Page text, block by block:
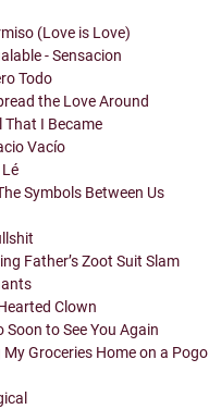
(Love is Love)
- Sensacion
Todo
the Love Around
That I Became
Vacío
Symbols Between Us
Father’s Zoot Suit Slam
Clown
Soon to See You Again
My Groceries Home on a Pogo